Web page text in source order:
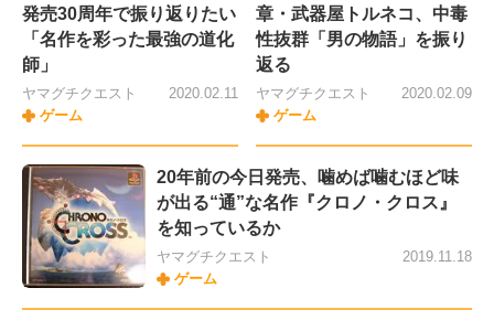
発売30周年で振り返りたい
「名作を彩った最強の道化
師」
ヤマグチクエスト
ゲーム
2020.02.11
章・武器屋トルネコ、中毒
性抜群「男の物語」を振り
返る
ヤマグチクエスト
ゲーム
2020.02.09
20年前の今日発売、噛めば噛むほど味
が出る“通”な名作『クロノ・クロス』
を知っているか
ヤマグチクエスト
ゲーム
2019.11.18